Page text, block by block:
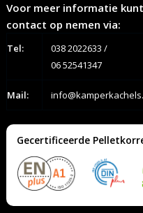
Voor meer informatie
contact op nemen via:
Tel: 038 2022633 /
06 52541347
Mail:
Gecertificeerde